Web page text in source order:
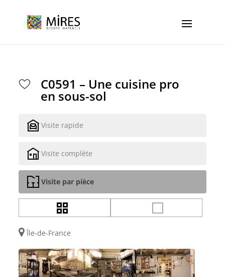
C0591 – Une cuisine pro
en sous-sol
Visite rapide
Visite complète
Visite par pièce
Île-de-France